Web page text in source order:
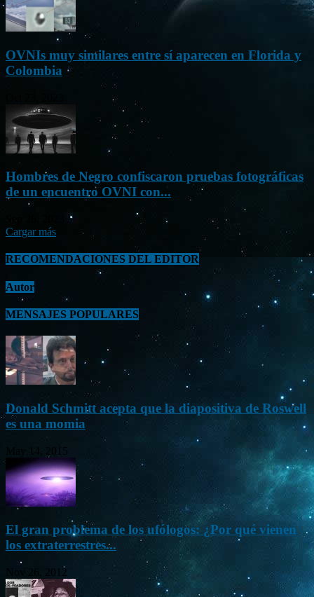
OVNIs muy similares entre sí aparecen en Florida y
Colombia
Hombres de Negro confiscaron pruebas fotográficas
de un encuentro OVNI con...
Cargar más
RECOMENDACIONES DEL EDITOR
Autor
MENSAJES POPULARES
Donald Schmitt acepta que la diapositiva de Roswell
es una momia
May 14, 2015
El gran problema de los ufólogos: ¿Por qué vienen
los extraterrestres...
Nov 26, 2012